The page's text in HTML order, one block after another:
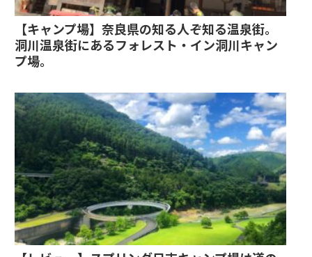
【キャンプ場】奈良県の知る人ぞ知る温泉街。
洞川温泉街にあるフォレスト・イン洞川キャン
プ場。